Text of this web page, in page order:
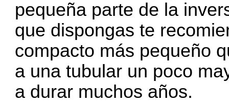
pequeña parte de la
que dispongas te
compacto más pequeño
a una tubular un poco
a durar muchos años.